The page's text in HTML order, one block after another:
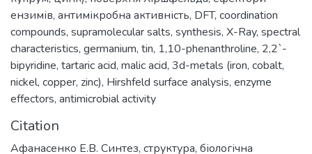
ензимів, антимікробна активність, DFT, coordination
compounds, supramolecular salts, synthesis, X-Ray, spectral
characteristics, germanium, tin, 1,10-phenanthroline, 2,2`-
bipyridine, tartaric acid, malic acid, 3d-metals (iron, cobalt,
nickel, copper, zinc), Hirshfeld surface analysis, enzyme
effectors, antimicrobial activity
Citation
Афанасенко Е.В. Синтез, структура, біологічна